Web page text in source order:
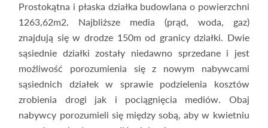
Prostokątna i płaska działka budowlana o powierzchni
1263,62m2. Najbliższe media (prąd, woda, gaz)
znajdują się w drodze 150m od granicy działki. Dwie
sąsiednie działki zostały niedawno sprzedane i jest
możliwość porozumienia się z nowym nabywcami
sąsiednich działek w sprawie podzielenia kosztów
zrobienia drogi jak i pociągnięcia mediów. Obaj
nabywcy porozumieli się między sobą, aby w kwietniu